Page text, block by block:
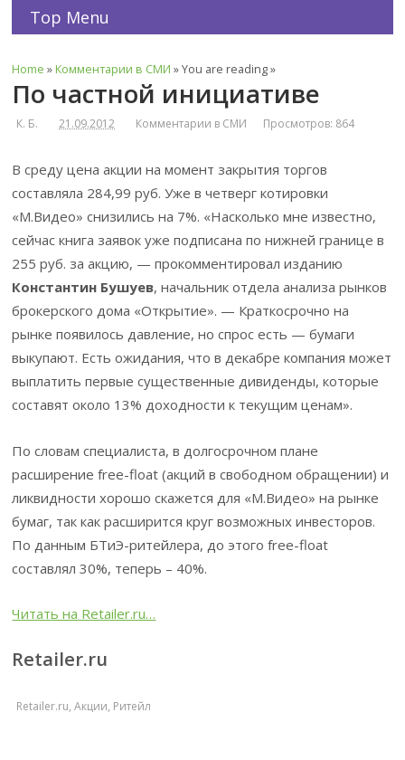
Top Menu
Home » Комментарии в СМИ » You are reading »
По частной инициативе
К. Б. 21.09.2012 Комментарии в СМИ Просмотров: 864
В среду цена акции на момент закрытия торгов
составляла 284,99 руб. Уже в четверг котировки
«М.Видео» снизились на 7%. «Насколько мне известно,
сейчас книга заявок уже подписана по нижней границе в
255 руб. за акцию, — прокомментировал изданию
Константин Бушуев, начальник отдела анализа рынков
брокерского дома «Открытие». — Краткосрочно на
рынке появилось давление, но спрос есть — бумаги
выкупают. Есть ожидания, что в декабре компания может
выплатить первые существенные дивиденды, которые
составят около 13% доходности к текущим ценам».
По словам специалиста, в долгосрочном плане
расширение free-float (акций в свободном обращении) и
ликвидности хорошо скажется для «М.Видео» на рынке
бумаг, так как расширится круг возможных инвесторов.
По данным БТиЭ-ритейлера, до этого free-float
составлял 30%, теперь – 40%.
Читать на Retailer.ru…
Retailer.ru
Retailer.ru,Акции, Ритейл